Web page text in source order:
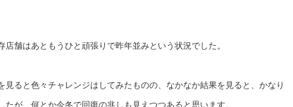
店舗はあともうひと頑張りで昨年並みという状況でした。
見ると色々チャレンジはしてみたものの、なかなか結果を見ると、かなり
たが、何とか今冬で回復の兆しも見えつつあると思います。